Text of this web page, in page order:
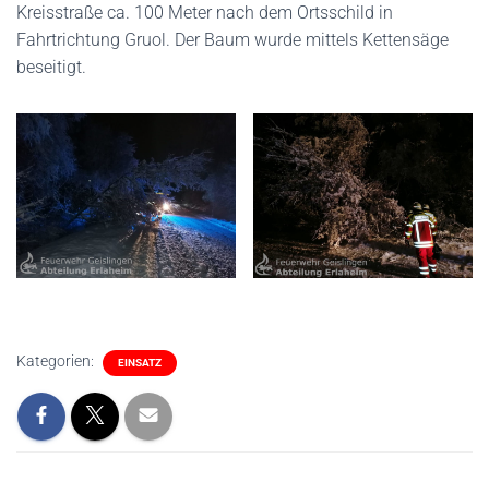
Kreisstraße ca. 100 Meter nach dem Ortsschild in
Fahrtrichtung Gruol. Der Baum wurde mittels Kettensäge
beseitigt.
Kategorien: EINSATZ